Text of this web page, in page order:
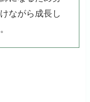
ながら成長し